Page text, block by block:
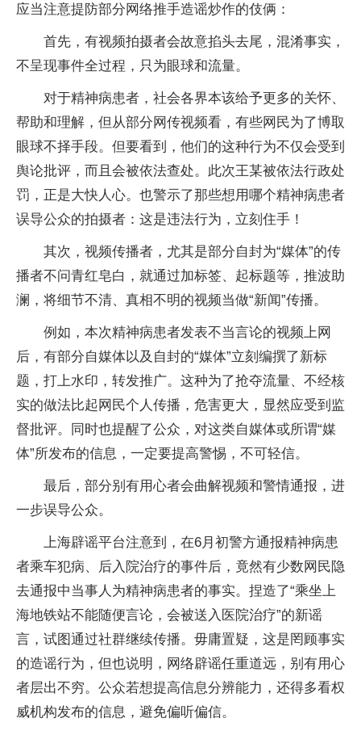
应当注意提防部分网络推手造谣炒作的伎俩：
首先，有视频拍摄者会故意掐头去尾，混淆事实，
不呈现事件全过程，只为眼球和流量。
对于精神病患者，社会各界本该给予更多的关怀、
帮助和理解，但从部分网传视频看，有些网民为了博取
眼球不择手段。但要看到，他们的这种行为不仅会受到
舆论批评，而且会被依法查处。此次王某被依法行政处
罚，正是大快人心。也警示了那些想用哪个精神病患者
误导公众的拍摄者：这是违法行为，立刻住手！
其次，视频传播者，尤其是部分自封为“媒体”的传
播者不问青红皂白，就通过加标签、起标题等，推波助
澜，将细节不清、真相不明的视频当做“新闻”传播。
例如，本次精神病患者发表不当言论的视频上网
后，有部分自媒体以及自封的“媒体”立刻编撰了新标
题，打上水印，转发推广。这种为了抢夺流量、不经核
实的做法比起网民个人传播，危害更大，显然应受到监
督批评。同时也提醒了公众，对这类自媒体或所谓“媒
体”所发布的信息，一定要提高警惕，不可轻信。
最后，部分别有用心者会曲解视频和警情通报，进
一步误导公众。
上海辟谣平台注意到，在6月初警方通报精神病患
者乘车犯病、后入院治疗的事件后，竟然有少数网民隐
去通报中当事人为精神病患者的事实。捏造了“乘坐上
海地铁站不能随便言论，会被送入医院治疗”的新谣
言，试图通过社群继续传播。毋庸置疑，这是罔顾事实
的造谣行为，但也说明，网络辟谣任重道远，别有用心
者层出不穷。公众若想提高信息分辨能力，还得多看权
威机构发布的信息，避免偏听偏信。